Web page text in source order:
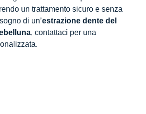
un trattamento sicuro e senza
di un’estrazione dente del
, contattaci per una